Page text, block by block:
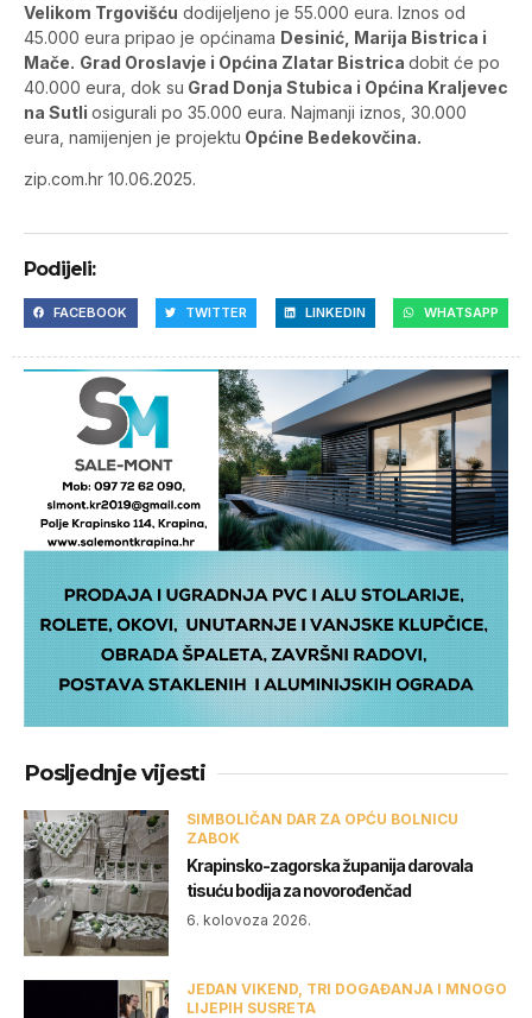
Velikom Trgovišću dodijeljeno je 55.000 eura. Iznos od
45.000 eura pripao je općinama Desinić, Marija Bistrica i
Mače. Grad Oroslavje i Općina Zlatar Bistrica dobit će po
40.000 eura, dok su Grad Donja Stubica i Općina Kraljevec
na Sutli osigurali po 35.000 eura. Najmanji iznos, 30.000
eura, namijenjen je projektu Općine Bedekovčina.
zip.com.hr 10.06.2025.
Podijeli:
FACEBOOK TWITTER LINKEDIN WHATSAPP
Posljednje vijesti
SIMBOLIČAN DAR ZA OPĆU BOLNICU
ZABOK
Krapinsko-zagorska županija darovala
tisuću bodija za novorođenčad
6. kolovoza 2026.
JEDAN VIKEND, TRI DOGAĐANJA I MNOGO
LIJEPIH SUSRETA